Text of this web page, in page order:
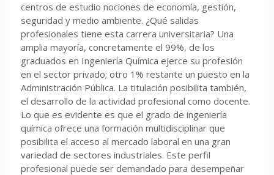
centros de estudio nociones de economía, gestión,
seguridad y medio ambiente. ¿Qué salidas
profesionales tiene esta carrera universitaria? Una
amplia mayoría, concretamente el 99%, de los
graduados en Ingeniería Química ejerce su profesión
en el sector privado; otro 1% restante un puesto en la
Administración Pública. La titulación posibilita también,
el desarrollo de la actividad profesional como docente.
Lo que es evidente es que el grado de ingeniería
química ofrece una formación multidisciplinar que
posibilita el acceso al mercado laboral en una gran
variedad de sectores industriales. Este perfil
profesional puede ser demandado para desempeñar